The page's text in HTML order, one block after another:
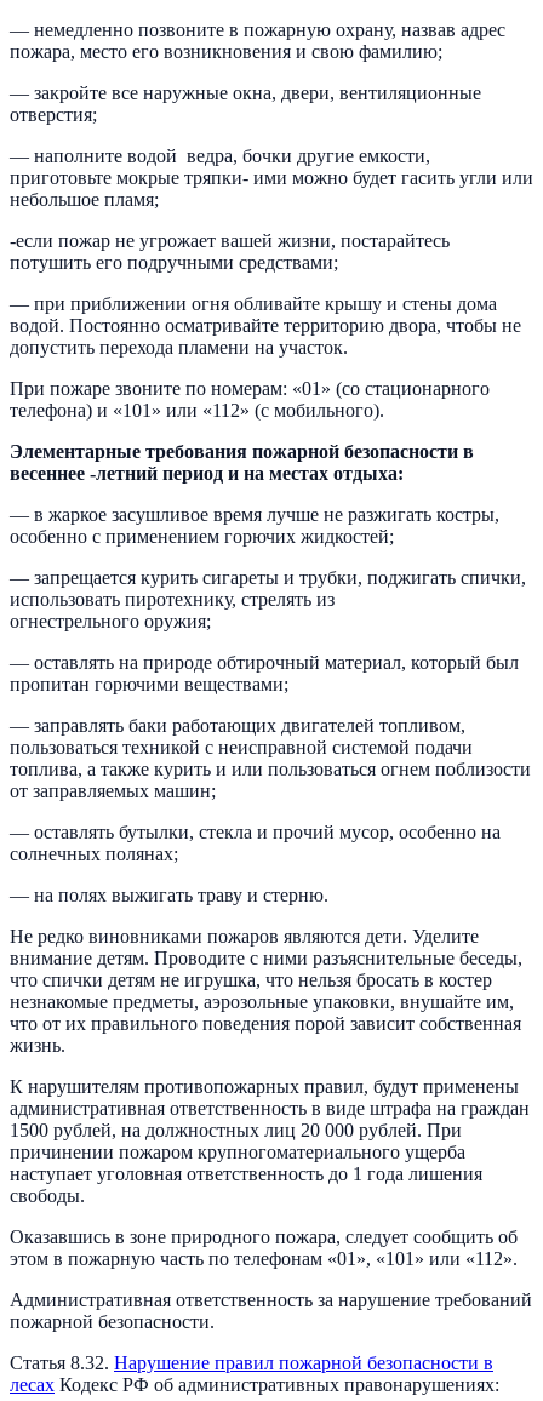
— немедленно позвоните в пожарную охрану, назвав адрес
пожара, место его возникновения и свою фамилию;
— закройте все наружные окна, двери, вентиляционные
отверстия;
— наполните водой ведра, бочки другие емкости,
приготовьте мокрые тряпки- ими можно будет гасить угли или
небольшое пламя;
-если пожар не угрожает вашей жизни, постарайтесь
потушить его подручными средствами;
— при приближении огня обливайте крышу и стены дома
водой. Постоянно осматривайте территорию двора, чтобы не
допустить перехода пламени на участок.
При пожаре звоните по номерам: «01» (со стационарного
телефона) и «101» или «112» (с мобильного).
Элементарные требования пожарной безопасности в
весеннее -летний период и на местах отдыха:
— в жаркое засушливое время лучше не разжигать костры,
особенно с применением горючих жидкостей;
— запрещается курить сигареты и трубки, поджигать спички,
использовать пиротехнику, стрелять из
огнестрельного оружия;
— оставлять на природе обтирочный материал, который был
пропитан горючими веществами;
— заправлять баки работающих двигателей топливом,
пользоваться техникой с неисправной системой подачи
топлива, а также курить и или пользоваться огнем поблизости
от заправляемых машин;
— оставлять бутылки, стекла и прочий мусор, особенно на
солнечных полянах;
— на полях выжигать траву и стерню.
Не редко виновниками пожаров являются дети. Уделите
внимание детям. Проводите с ними разъяснительные беседы,
что спички детям не игрушка, что нельзя бросать в костер
незнакомые предметы, аэрозольные упаковки, внушайте им,
что от их правильного поведения порой зависит собственная
жизнь.
К нарушителям противопожарных правил, будут применены
административная ответственность в виде штрафа на граждан
1500 рублей, на должностных лиц 20 000 рублей. При
причинении пожаром крупногоматериального ущерба
наступает уголовная ответственность до 1 года лишения
свободы.
Оказавшись в зоне природного пожара, следует сообщить об
этом в пожарную часть по телефонам «01», «101» или «112».
Административная ответственность за нарушение требований
пожарной безопасности.
Статья 8.32. Нарушение правил пожарной безопасности в
лесах Кодекс РФ об административных правонарушениях: